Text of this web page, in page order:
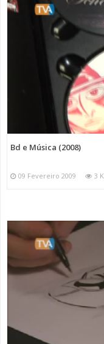
Bd e Música (2008)
09 Fevereiro 2009 3 K